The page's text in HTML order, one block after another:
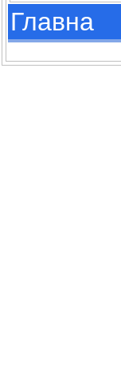
Главна